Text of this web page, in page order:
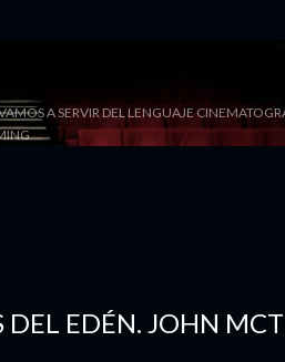
A SERVIR DEL LENGUAJE
DEL EDÉN. JOHN